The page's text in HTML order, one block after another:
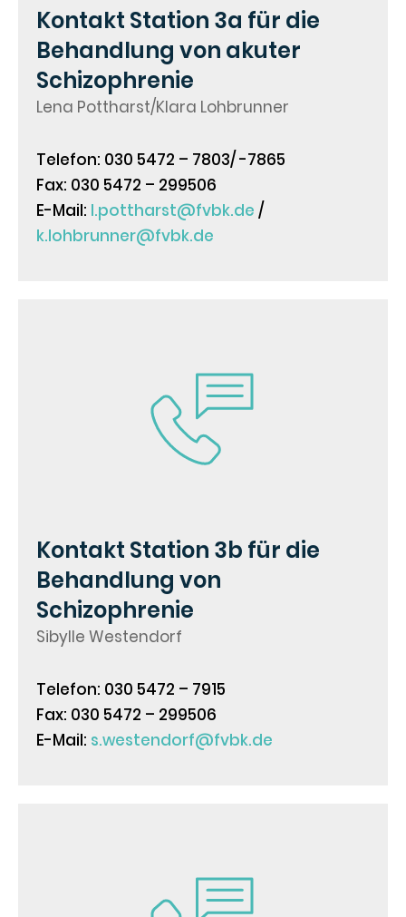
Kontakt Station 3a für die
Behandlung von akuter
Schizophrenie
Lena Pottharst/Klara Lohbrunner
Telefon: 030 5472 – 7803/ -7865
Fax: 030 5472 – 299506
E-Mail: l.pottharst@fvbk.de /
k.lohbrunner@fvbk.de
Kontakt Station 3b für die
Behandlung von
Schizophrenie
Sibylle Westendorf
Telefon: 030 5472 – 7915
Fax: 030 5472 – 299506
E-Mail: s.westendorf@fvbk.de